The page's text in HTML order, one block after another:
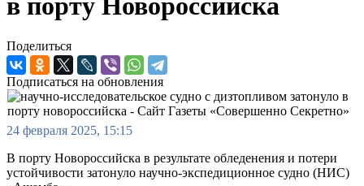
Поделиться
Подписаться на обновления
24 февраля 2025, 15:15
В порту Новороссийска в результате обледенения и потери
устойчивости затонуло научно-экспедиционное судно (НИС)